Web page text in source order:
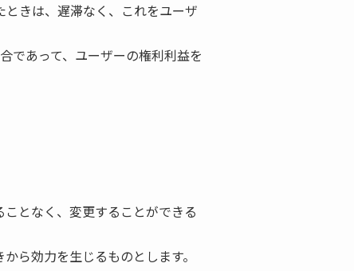
きは、遅滞なく、これをユーザ
であって、ユーザーの権利利益を
となく、変更することができる
ら効力を生じるものとします。